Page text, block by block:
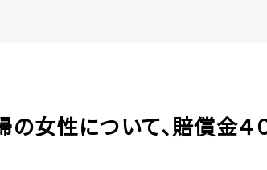
女性について、賠償金４